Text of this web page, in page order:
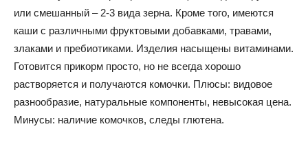
или смешанный – 2-3 вида зерна. Кроме того, имеются
каши с различными фруктовыми добавками, травами,
злаками и пребиотиками. Изделия насыщены витаминами.
Готовится прикорм просто, но не всегда хорошо
растворяется и получаются комочки. Плюсы: видовое
разнообразие, натуральные компоненты, невысокая цена.
Минусы: наличие комочков, следы глютена.